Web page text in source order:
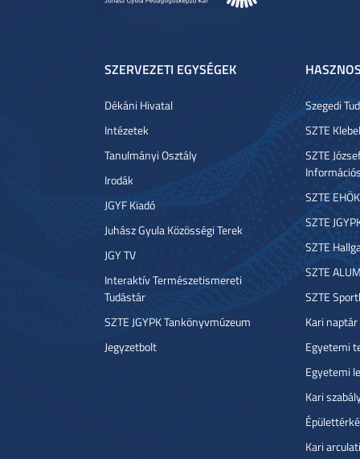
SZERVEZETI EGYSÉGEK
Dékáni Hivatal
Intézetek
Tanulmányi Osztály
Irodák
JGYF Kiadó
Juhász Gyula Közösségi Terek
JGY TV
Interaktív Természetismereti
Tudástár
SZTE JGYPK Tankönyvmúzeum
Jegyzetbolt
Szegedi
SZTE
SZTE
SZTE EHÖK
SZTE
SZTE
SZTE
SZTE
Kari naptár
Egyetemi
Egyetemi
Kari
Kari